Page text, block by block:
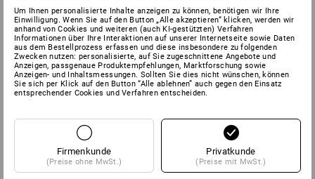
Um Ihnen personalisierte Inhalte anzeigen zu können, benötigen wir Ihre
Einwilligung. Wenn Sie auf den Button „Alle akzeptieren“ klicken, werden wir
anhand von Cookies und weiteren (auch KI-gestützten) Verfahren
Informationen über Ihre Interaktionen auf unserer Internetseite sowie Daten
aus dem Bestellprozess erfassen und diese insbesondere zu folgenden
Zwecken nutzen: personalisierte, auf Sie zugeschnittene Angebote und
Anzeigen, passgenaue Produktempfehlungen, Marktforschung sowie
Anzeigen- und Inhaltsmessungen. Sollten Sie dies nicht wünschen, können
Sie sich per Klick auf den Button “Alle ablehnen” auch gegen den Einsatz
entsprechender Cookies und Verfahren entscheiden.
Firmenkunde
(Preise ohne MwSt.)
Privatkunde
(Preise mit MwSt.)